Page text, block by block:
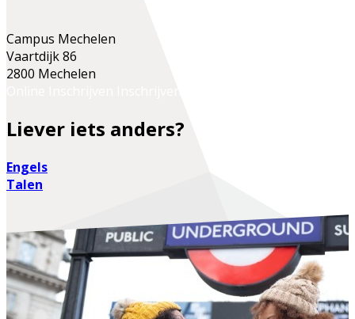
Campus Mechelen
Vaartdijk 86
2800 Mechelen
Liever iets anders?
Engels
Talen